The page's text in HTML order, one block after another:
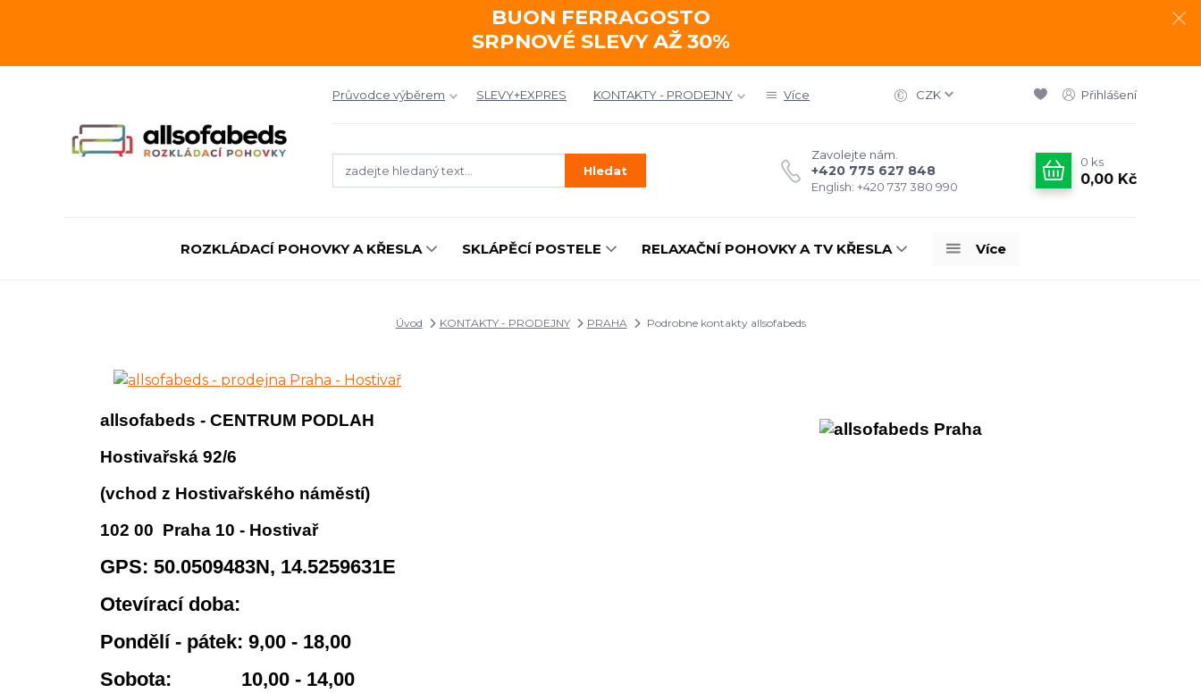
BUON FERRAGOSTO
SRPNOVÉ SLEVY AŽ 30%
Průvodce výběrem SLEVY+EXPRES KONTAKTY - PRODEJNY Více CZK Přihlášení
Hledat
Zavolejte nám.
+420 775 627 848
English: +420 737 380 990
0 ks
0,00 Kč
ROZKLÁDACÍ POHOVKY A KŘESLA SKLÁPĚCÍ POSTELE RELAXAČNÍ POHOVKY A TV KŘESLA Více
Úvod KONTAKTY - PRODEJNY PRAHA Podrobne kontakty allsofabeds
allsofabeds - CENTRUM PODLAH
Hostivařská 92/6
(vchod z Hostivařského náměstí)
102 00 Praha 10 - Hostivař
GPS: 50.0509483N, 14.5259631E
Otevírací doba:
Pondělí - pátek: 9,00 - 18,00
Sobota: 10,00 - 14,00